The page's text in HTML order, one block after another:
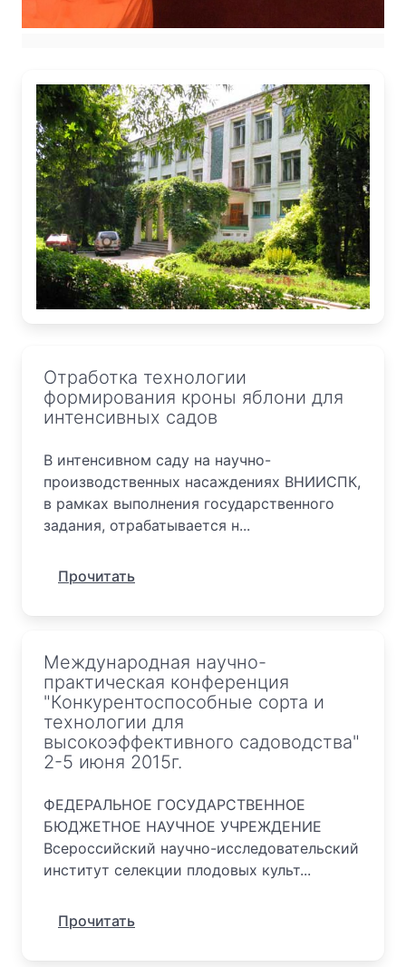
Отработка технологии
формирования кроны яблони для
интенсивных садов
В интенсивном саду на научно-
производственных насаждениях ВНИИСПК,
в рамках выполнения государственного
задания, отрабатывается н...
Прочитать
Международная научно-
практическая конференция
"Конкурентоспособные сорта и
технологии для
высокоэффективного садоводства"
2-5 июня 2015г.
ФЕДЕРАЛЬНОЕ ГОСУДАРСТВЕННОЕ
БЮДЖЕТНОЕ НАУЧНОЕ УЧРЕЖДЕНИЕ
Всероссийский научно-исследовательский
институт селекции плодовых культ...
Прочитать